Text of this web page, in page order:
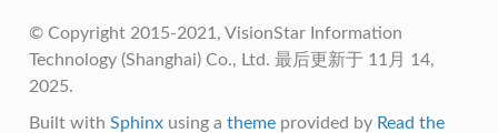
© Copyright 2015-2021, VisionStar Information
Technology (Shanghai) Co., Ltd. 最后更新于 11月 14,
2025.
Built with Sphinxusing a themeprovided by Read the